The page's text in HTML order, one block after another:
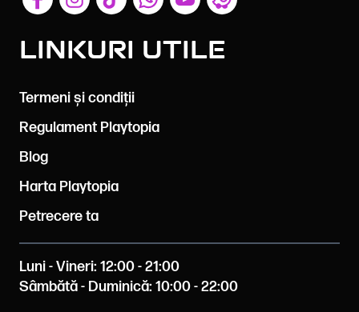
Linkuri utile
Termeni și condiții
Regulament Playtopia
Blog
Harta Playtopia
Petrecere ta
Luni - Vineri: 12:00 - 21:00
Sâmbătă - Duminică: 10:00 - 22:00